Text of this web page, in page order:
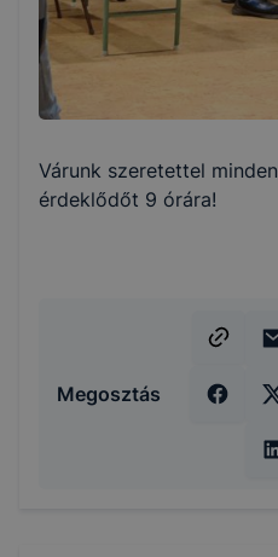
Várunk szeretettel minden
érdeklődőt 9 órára!
Megosztás